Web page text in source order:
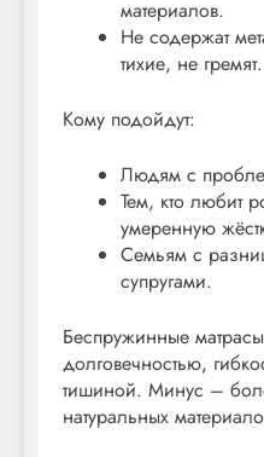
материалов.
Не содержат
тихие, не гремят.
Кому подойдут:
Людям с
Тем, кто любит
умеренную
Семьям с
супругами.
Беспружинные
долговечностью,
тишиной. Минус –
натуральных